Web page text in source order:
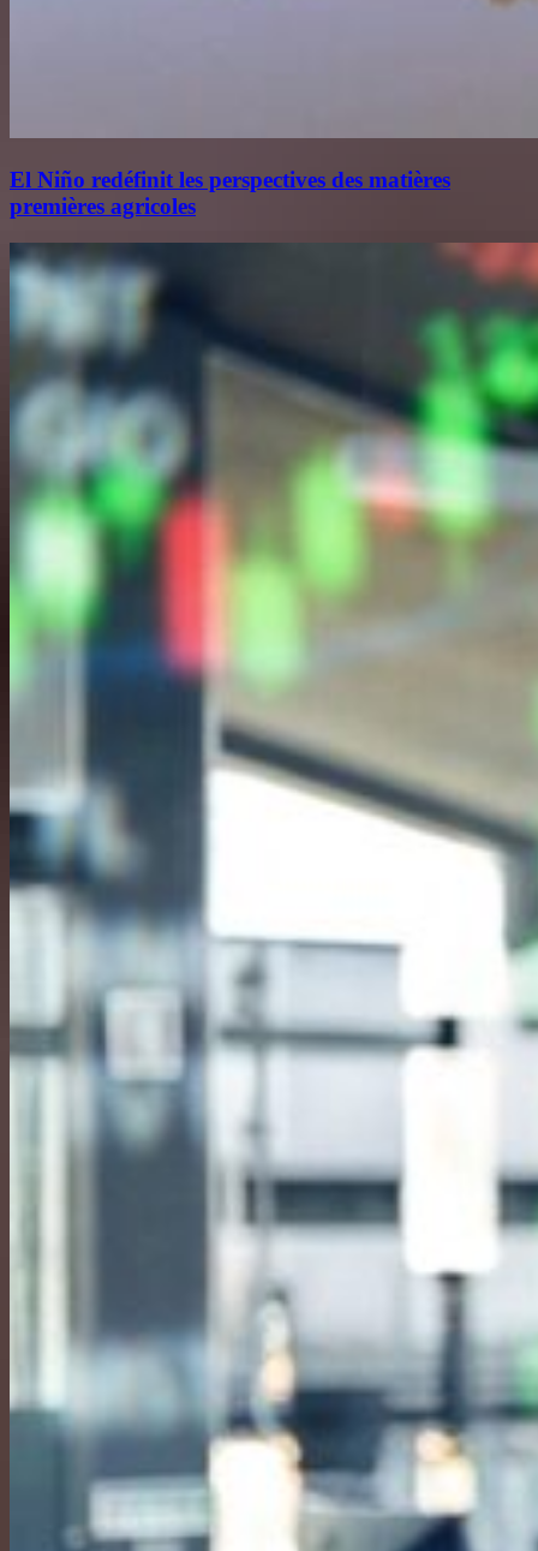
El Niño redéfinit les perspectives des matières
premières agricoles